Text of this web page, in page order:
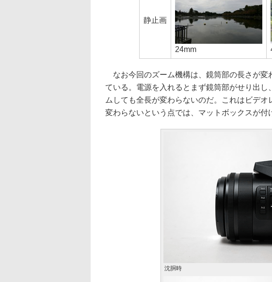
静止画
24mm
なお今回のズーム機構は、鏡筒部の長さが変
ている。電源を入れるとまず鏡筒部がせり出
ムしても全長が変わらないのだ。これはビデ
変わらないという点では、マットボックスが付
沈胴時